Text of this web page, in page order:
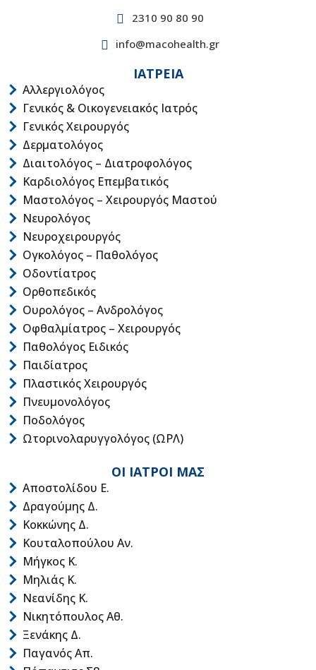
2310 90 80 90
info@macohealth.gr
ΙΑΤΡΕΙΑ
Αλλεργιολόγος
Γενικός & Οικογενειακός Ιατρός
Γενικός Χειρουργός
Δερματολόγος
Διαιτολόγος – Διατροφολόγος
Καρδιολόγος Επεμβατικός
Μαστολόγος – Χειρουργός Μαστού
Νευρολόγος
Νευροχειρουργός
Ογκολόγος – Παθολόγος
Οδοντίατρος
Ορθοπεδικός
Ουρολόγος – Ανδρολόγος
Οφθαλμίατρος – Χειρουργός
Παθολόγος Ειδικός
Παιδίατρος
Πλαστικός Χειρουργός
Πνευμονολόγος
Ποδολόγος
Ωτορινολαρυγγολόγος (ΩΡΛ)
ΟΙ ΙΑΤΡΟΙ ΜΑΣ
Αποστολίδου Ε.
Δραγούμης Δ.
Κοκκώνης Δ.
Κουταλοπούλου Αν.
Μήγκος Κ.
Μηλιάς Κ.
Νεανίδης Κ.
Νικητόπουλος Αθ.
Ξενάκης Δ.
Παγανός Απ.